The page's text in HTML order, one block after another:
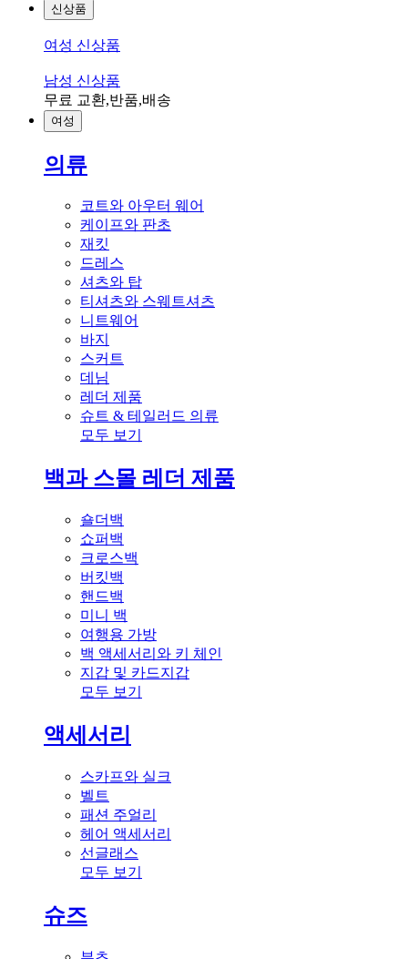
신상품
여성 신상품
남성 신상품
무료 교환,반품,배송
여성
의류
코트와 아우터 웨어
케이프와 판초
재킷
드레스
셔츠와 탑
티셔츠와 스웨트셔츠
니트웨어
바지
스커트
데님
레더 제품
슈트 & 테일러드 의류
모두 보기
백과 스몰 레더 제품
숄더백
쇼퍼백
크로스백
버킷백
핸드백
미니 백
여행용 가방
백 액세서리와 키 체인
지갑 및 카드지갑
모두 보기
액세서리
스카프와 실크
벨트
패션 주얼리
헤어 액세서리
선글래스
모두 보기
슈즈